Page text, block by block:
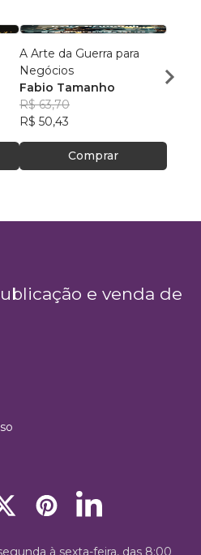
A Arte da Guerra para
Negócios
Fabio Tamanho
R$ 63,70
R$ 50,43
Comprar
R$
e venda de
à sexta-feira, das 8:00